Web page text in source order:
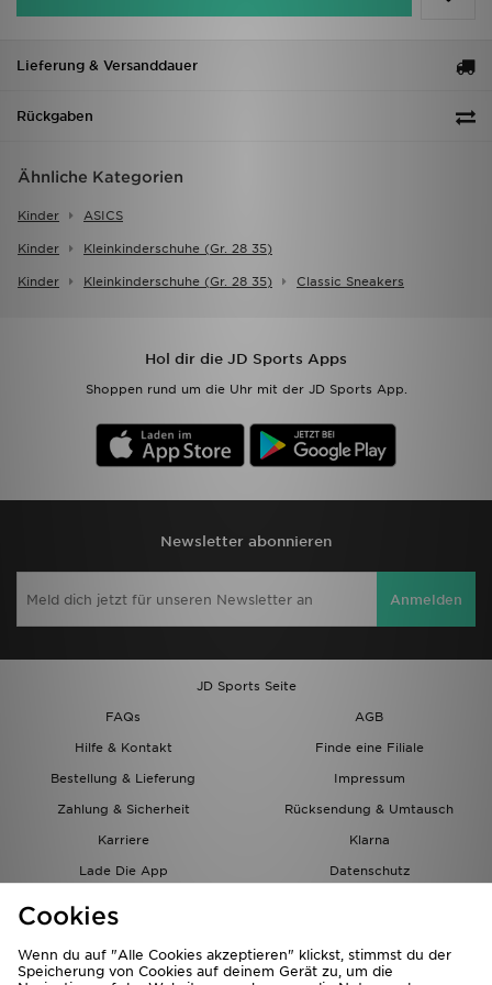
Lieferung & Versanddauer
Rückgaben
Ähnliche Kategorien
Kinder ASICS
Kinder Kleinkinderschuhe (gr. 28 35)
Kinder Kleinkinderschuhe (gr. 28 35) Classic Sneakers
Hol dir die JD Sports Apps
Shoppen rund um die Uhr mit der JD Sports App.
Newsletter abonnieren
Anmelden
JD Sports Seite
FAQs
AGB
Hilfe & Kontakt
Finde eine Filiale
Bestellung & Lieferung
Impressum
Zahlung & Sicherheit
Rücksendung & Umtausch
Karriere
Klarna
Lade Die App
Datenschutz
Cookies
Wenn du auf "Alle Cookies akzeptieren" klickst, stimmst du der
Speicherung von Cookies auf deinem Gerät zu, um die